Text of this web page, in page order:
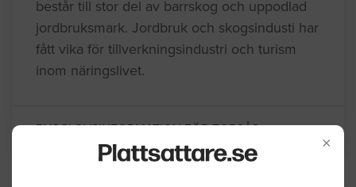
×
består till stor del av barrskog och uppodlad
jordbruksmark. Jordbruk och skogsindusti har
fått vika för tillverkningsindustri och turism
inom näringslivet.
BYGGLOVSINFORMATION FÖR TORSÅS